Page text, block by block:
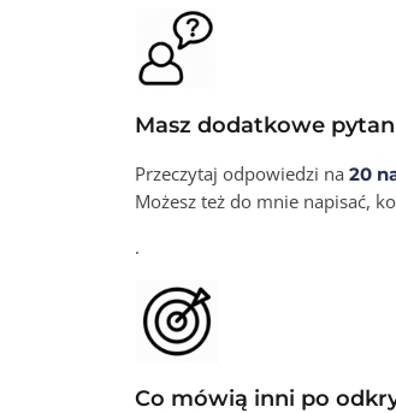
Masz dodatkowe
Przeczytaj odpowiedzi na 20
Możesz też do mnie napisać,
.
Co mówią inni po